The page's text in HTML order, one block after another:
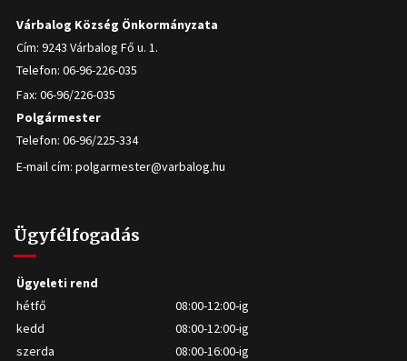
Várbalog Község Önkormányzata
Cím: 9243 Várbalog Fő u. 1.
Telefon: 06-96-226-035
Fax: 06-96/226-035
Polgármester
Telefon: 06-96/225-334
E-mail cím: polgarmester@varbalog.hu
Ügyfélfogadás
Ügyeleti rend
hétfő
08:00-12:00-ig
kedd
08:00-12:00-ig
szerda
08:00-16:00-ig